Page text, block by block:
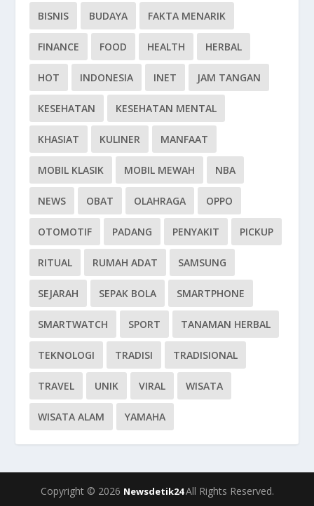
BISNIS BUDAYA FAKTA MENARIK
FINANCE FOOD HEALTH HERBAL
HOT INDONESIA INET JAM TANGAN
KESEHATAN KESEHATAN MENTAL
KHASIAT KULINER MANFAAT
MOBIL KLASIK MOBIL MEWAH NBA
NEWS OBAT OLAHRAGA OPPO
OTOMOTIF PADANG PENYAKIT PICKUP
RITUAL RUMAH ADAT SAMSUNG
SEJARAH SEPAK BOLA SMARTPHONE
SMARTWATCH SPORT TANAMAN HERBAL
TEKNOLOGI TRADISI TRADISIONAL
TRAVEL UNIK VIRAL WISATA
WISATA ALAM YAMAHA
Copyright © 2026 Newsdetik24All Rights Reserved.